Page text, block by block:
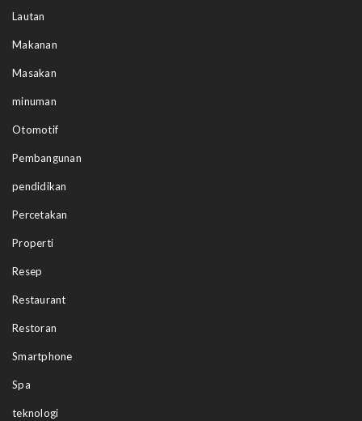
Lautan
Makanan
Masakan
minuman
Otomotif
Pembangunan
pendidikan
Percetakan
Properti
Resep
Restaurant
Restoran
Smartphone
Spa
teknologi